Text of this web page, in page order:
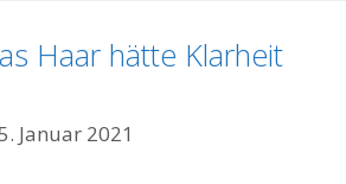
Haar hätte Klarheit
Januar 2021